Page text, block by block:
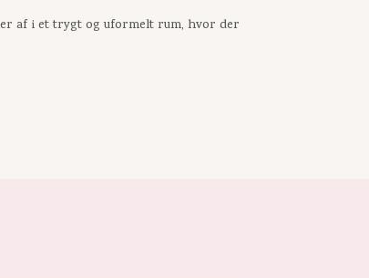
af i et trygt og uformelt rum, hvor der